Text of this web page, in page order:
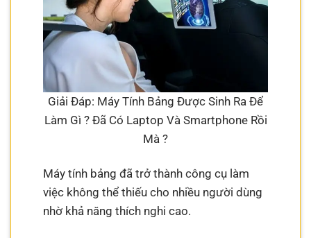
Giải Đáp: Máy Tính Bảng Được Sinh Ra Để
Làm Gì ? Đã Có Laptop Và Smartphone Rồi
Mà ?
Máy tính bảng đã trở thành công cụ làm
việc không thể thiếu cho nhiều người dùng
nhờ khả năng thích nghi cao.